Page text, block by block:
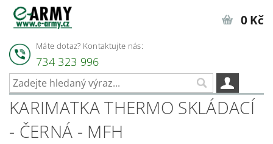
Máte dotaz? Kontaktujte nás:
734 323 996
0 Kč
KARIMATKA THERMO SKLÁDACÍ
- ČERNÁ - MFH